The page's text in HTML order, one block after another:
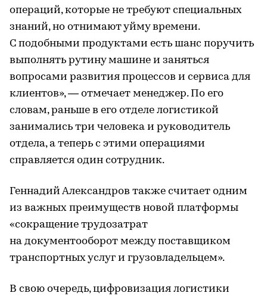
операций, которые не требуют специальных
знаний, но отнимают уйму времени.
С подобными продуктами есть шанс поручить
выполнять рутину машине и заняться
вопросами развития процессов и сервиса для
клиентов», — отмечает менеджер. По его
словам, раньше в его отделе логистикой
занимались три человека и руководитель
отдела, а теперь с этими операциями
справляется один сотрудник.
Геннадий Александров также считает одним
из важных преимуществ новой платформы
«сокращение трудозатрат
на документооборот между поставщиком
транспортных услуг и грузовладельцем».
В свою очередь, цифровизация логистики